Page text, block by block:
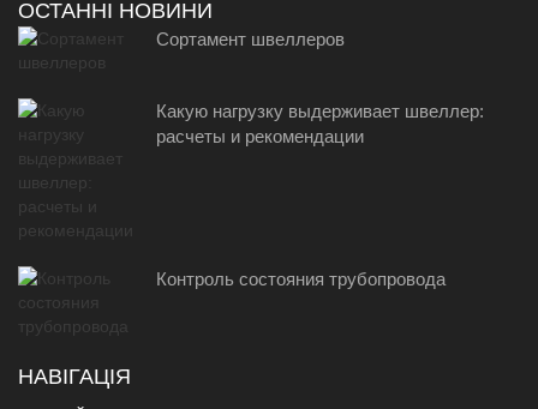
ОСТАННІ НОВИНИ
Сортамент швеллеров
Какую нагрузку выдерживает швеллер:
расчеты и рекомендации
Контроль состояния трубопровода
НАВІГАЦІЯ